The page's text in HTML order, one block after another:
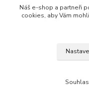
info@rb-nakuplevne.cz
Náš e-shop a partneři
cookies, aby Vám